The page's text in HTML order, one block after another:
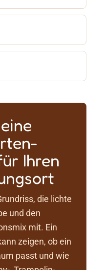
Ihren
die lichte
und den
mit. Ein
zeigen, ob ein
passt und wie